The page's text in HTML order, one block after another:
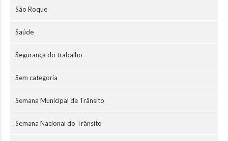
São Roque
Saúde
Segurança do trabalho
Sem categoria
Semana Municipal de Trânsito
Semana Nacional do Trânsito